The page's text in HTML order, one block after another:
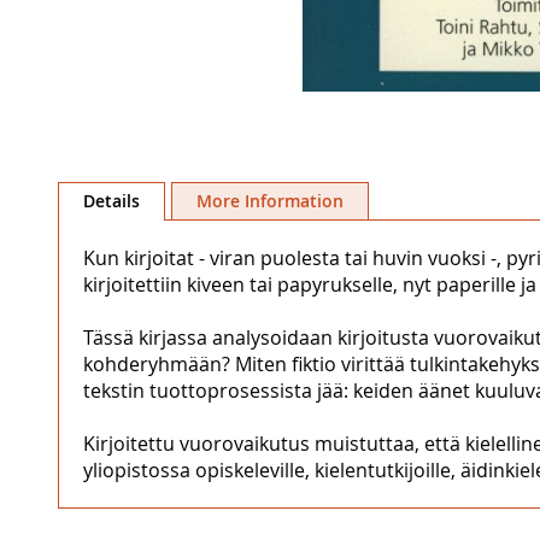
to
the
gallery
Details
Kun kirjoitat - viran puolesta tai huvin vuoksi -,
kirjoitettiin kiveen tai papyrukselle, nyt paperille
Tässä kirjassa analysoidaan kirjoitusta
kohderyhmään? Miten fiktio virittää
tekstin tuottoprosessista jää: keiden äänet
Kirjoitettu vuorovaikutus muistuttaa, että
yliopistossa opiskeleville, kielentutkijoille,
More Information